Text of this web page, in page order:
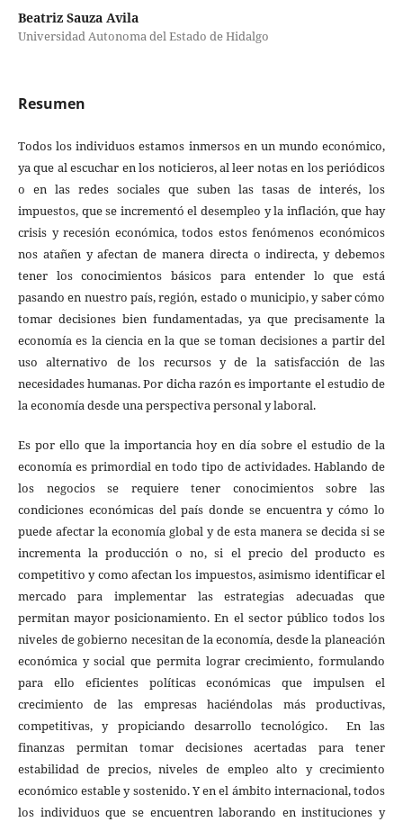
Beatriz Sauza Avila
Universidad Autonoma del Estado de Hidalgo
Resumen
Todos los individuos estamos inmersos en un mundo económico,
ya que al escuchar en los noticieros, al leer notas en los periódicos
o en las redes sociales que suben las tasas de interés, los
impuestos, que se incrementó el desempleo y la inflación, que hay
crisis y recesión económica, todos estos fenómenos económicos
nos atañen y afectan de manera directa o indirecta, y debemos
tener los conocimientos básicos para entender lo que está
pasando en nuestro país, región, estado o municipio, y saber cómo
tomar decisiones bien fundamentadas, ya que precisamente la
economía es la ciencia en la que se toman decisiones a partir del
uso alternativo de los recursos y de la satisfacción de las
necesidades humanas. Por dicha razón es importante el estudio de
la economía desde una perspectiva personal y laboral.
Es por ello que la importancia hoy en día sobre el estudio de la
economía es primordial en todo tipo de actividades. Hablando de
los negocios se requiere tener conocimientos sobre las
condiciones económicas del país donde se encuentra y cómo lo
puede afectar la economía global y de esta manera se decida si se
incrementa la producción o no, si el precio del producto es
competitivo y como afectan los impuestos, asimismo identificar el
mercado para implementar las estrategias adecuadas que
permitan mayor posicionamiento. En el sector público todos los
niveles de gobierno necesitan de la economía, desde la planeación
económica y social que permita lograr crecimiento, formulando
para ello eficientes políticas económicas que impulsen el
crecimiento de las empresas haciéndolas más productivas,
competitivas, y propiciando desarrollo tecnológico. En las
finanzas permitan tomar decisiones acertadas para tener
estabilidad de precios, niveles de empleo alto y crecimiento
económico estable y sostenido. Y en el ámbito internacional, todos
los individuos que se encuentren laborando en instituciones y